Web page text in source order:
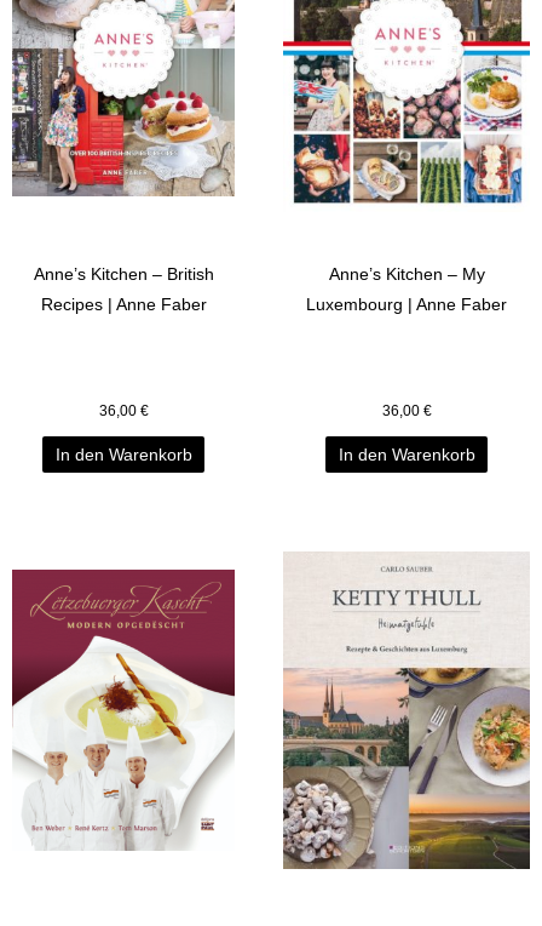
Anne’s Kitchen – British
Recipes | Anne Faber
36,00 €
In den Warenkorb
Anne’s Kitchen – My
Luxembourg | Anne Faber
36,00 €
In den Warenkorb